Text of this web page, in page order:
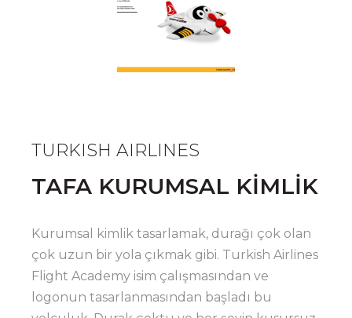
TURKISH AIRLINES
TAFA KURUMSAL KİMLİK
Kurumsal kimlik tasarlamak, durağı çok olan
çok uzun bir yola çıkmak gibi. Turkish Airlines
Flight Academy isim çalışmasından ve
logonun tasarlanmasından başladı bu